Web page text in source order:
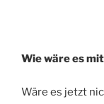
Wie wäre es
Wäre es jetzt